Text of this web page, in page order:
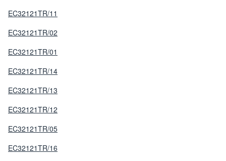
EC32121TR/11
EC32121TR/02
EC32121TR/01
EC32121TR/14
EC32121TR/13
EC32121TR/12
EC32121TR/05
EC32121TR/16